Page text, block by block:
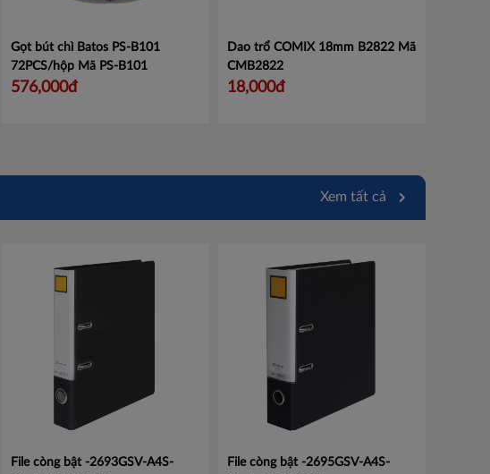
Gọt bút chì Batos PS-B101
72PCS/hộp Mã PS-B101
576,000đ
Dao trổ COMIX 18mm B2822 Mã
CMB2822
18,000đ
Xem tất cả
File còng bật -2693GSV-A4S-
File còng bật -2695GSV-A4S-